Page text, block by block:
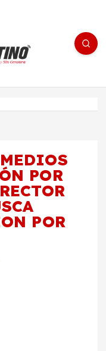
noticias/editorial
POR
POR